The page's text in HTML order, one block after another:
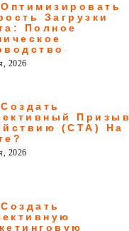
Загрузки
Полное
2026
Призыв
(CTA) На
2026